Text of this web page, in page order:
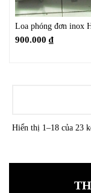
Loa phóng đơn inox
900.000 ₫
Hiển thị 1–18 của 23